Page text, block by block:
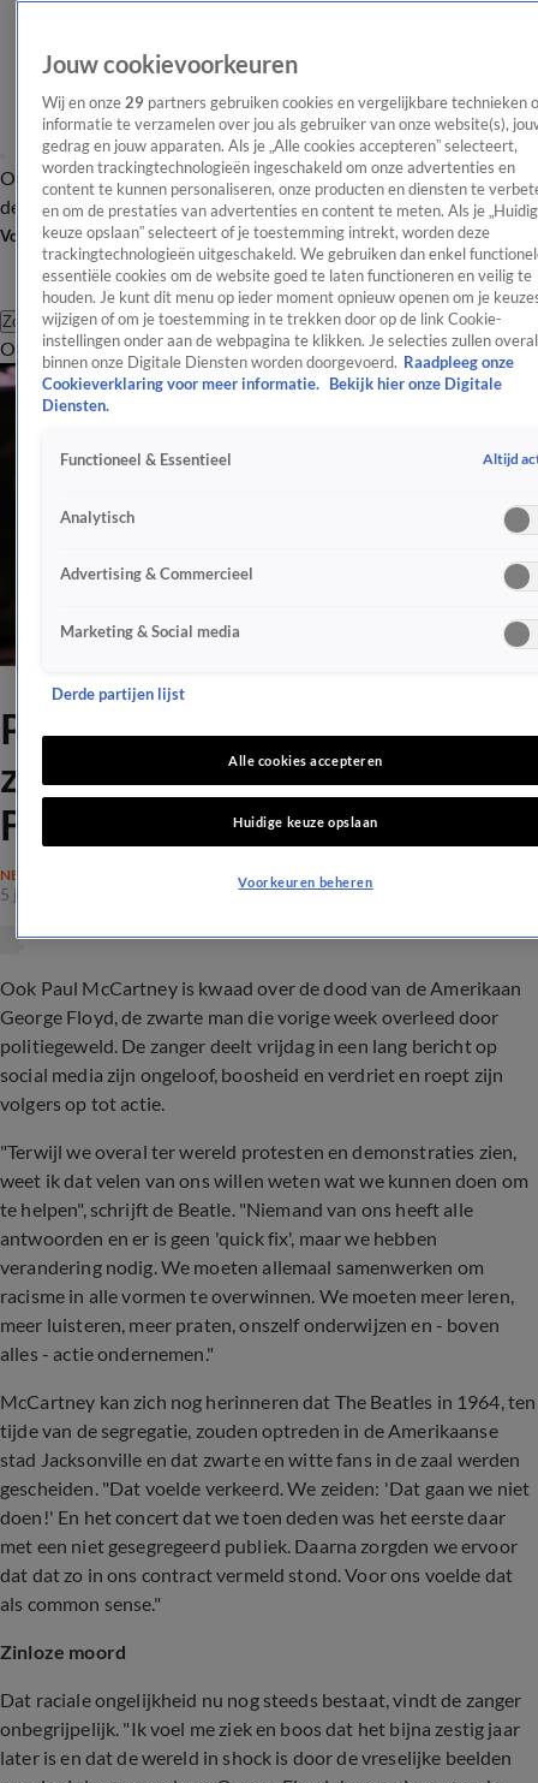
OverzichtAfleveringen Entertainment TV Algemeen
Tip
de redactieNieuwsbrief
Volg Shownieuws
Zoeken
OverzichtEntertainmentSpraakmakendRealityCrimeVideo's
Paul McCartney voelt zich
ziek en boos om dood George
Floyd
NEDERLAND
5 juni 2020, 22:14
Ook Paul McCartney is kwaad over de dood van de Amerikaan
George Floyd, de zwarte man die vorige week overleed door
politiegeweld. De zanger deelt vrijdag in een lang bericht op
social media zijn ongeloof, boosheid en verdriet en roept zijn
volgers op tot actie.
"Terwijl we overal ter wereld protesten en demonstraties zien,
weet ik dat velen van ons willen weten wat we kunnen doen om
te helpen", schrijft de Beatle. "Niemand van ons heeft alle
antwoorden en er is geen 'quick fix', maar we hebben
verandering nodig. We moeten allemaal samenwerken om
racisme in alle vormen te overwinnen. We moeten meer leren,
meer luisteren, meer praten, onszelf onderwijzen en - boven
alles - actie ondernemen."
McCartney kan zich nog herinneren dat The Beatles in 1964, ten
tijde van de segregatie, zouden optreden in de Amerikaanse
stad Jacksonville en dat zwarte en witte fans in de zaal werden
gescheiden. "Dat voelde verkeerd. We zeiden: 'Dat gaan we niet
doen!' En het concert dat we toen deden was het eerste daar
met een niet gesegregeerd publiek. Daarna zorgden we ervoor
dat dat zo in ons contract vermeld stond. Voor ons voelde dat
als common sense."
Zinloze moord
Dat raciale ongelijkheid nu nog steeds bestaat, vindt de zanger
onbegrijpelijk. "Ik voel me ziek en boos dat het bijna zestig jaar
later is en dat de wereld in shock is door de vreselijke beelden
Jouw cookievoorkeuren
Wij en onze 29 partners gebruiken cookies en vergelijkbare technieken
informatie te verzamelen over jou als gebruiker van onze website(s),
gedrag en jouw apparaten. Als je „Alle cookies accepteren” selecteert,
worden trackingtechnologieën ingeschakeld om onze advertenties en
content te kunnen personaliseren, onze producten en diensten te
en om de prestaties van advertenties en content te meten. Als je
keuze opslaan” selecteert of je toestemming intrekt, worden deze
trackingtechnologieën uitgeschakeld. We gebruiken dan enkel
essentiële cookies om de website goed te laten functioneren en veilig te
houden. Je kunt dit menu op ieder moment opnieuw openen om je
wijzigen of om je toestemming in te trekken door op de link Cookie-
instellingen onder aan de webpagina te klikken. Je selecties zullen overal
binnen onze Digitale Diensten worden doorgevoerd. Raadpleeg onze
Cookieverklaring voor meer informatie.
Bekijk hier onze Digitale
Diensten.
Functioneel & Essentieel Altijd
Analytisch
Advertising & Commercieel
Marketing & Social media
Derde partijen lijst
Alle cookies accepteren
Huidige keuze opslaan
Voorkeuren beheren